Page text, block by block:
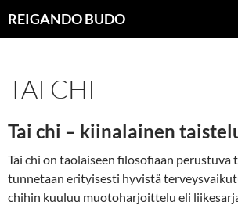
sisältöön
REIGANDO BUDO
TAI CHI
Tai chi – kiinalainen
Tai chi on taolaiseen filosofiaan
tunnetaan erityisesti hyvistä
chihin kuuluu muotoharjoittelu eli